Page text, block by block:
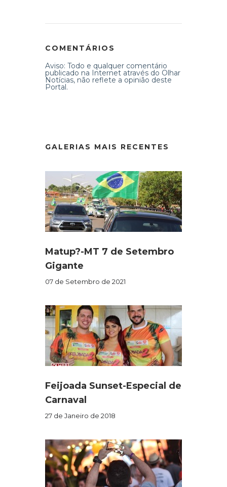
COMENTÁRIOS
Aviso: Todo e qualquer comentário
publicado na Internet através do Olhar
Notícias, não reflete a opinião deste
Portal.
GALERIAS MAIS RECENTES
Matup?-MT 7 de Setembro
Gigante
07 de Setembro de 2021
Feijoada Sunset-Especial de
Carnaval
27 de Janeiro de 2018